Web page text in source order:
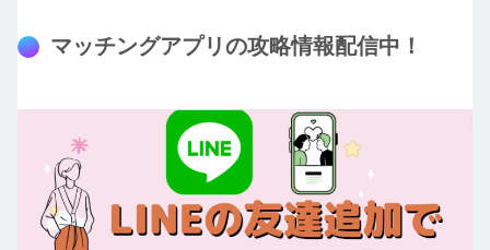
マッチングアプリの攻略情報配信中！